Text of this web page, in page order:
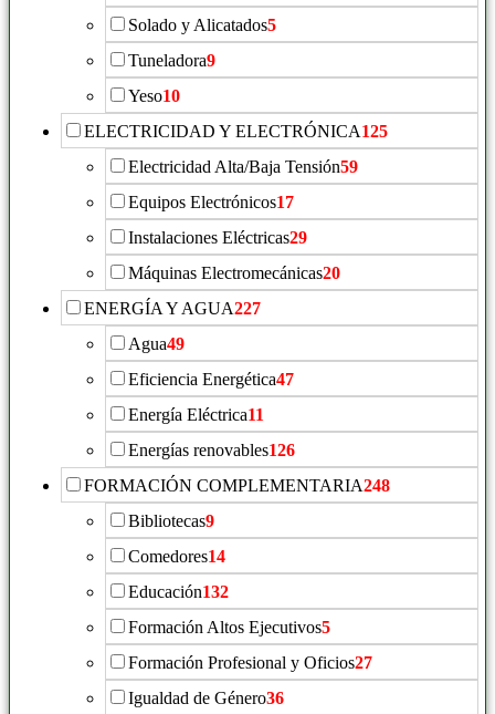
Solado y Alicatados5
Tuneladora9
Yeso10
ELECTRICIDAD Y ELECTRÓNICA125
Electricidad Alta/Baja Tensión59
Equipos Electrónicos17
Instalaciones Eléctricas29
Máquinas Electromecánicas20
ENERGÍA Y AGUA227
Agua49
Eficiencia Energética47
Energía Eléctrica11
Energías renovables126
FORMACIÓN COMPLEMENTARIA248
Bibliotecas9
Comedores14
Educación132
Formación Altos Ejecutivos5
Formación Profesional y Oficios27
Igualdad de Género36